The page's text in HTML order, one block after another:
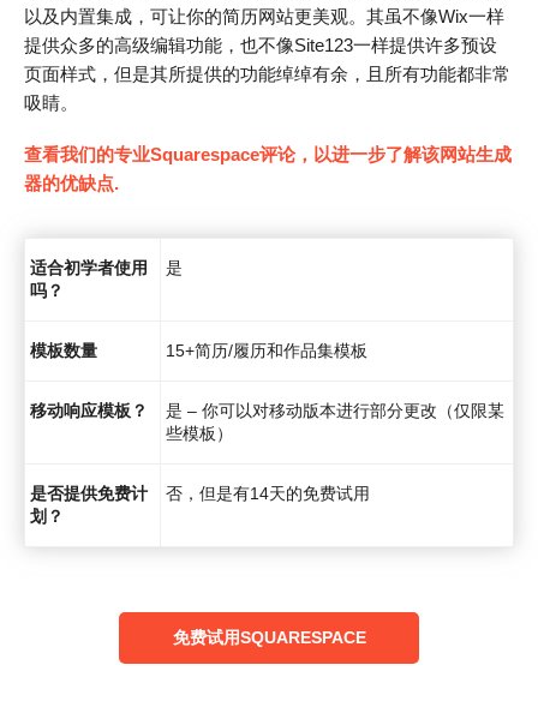
以及内置集成，可让你的简历网站更美观。其虽不像Wix一样
提供众多的高级编辑功能，也不像Site123一样提供许多预设
页面样式，但是其所提供的功能绰绰有余，且所有功能都非常
吸睛。
查看我们的专业Squarespace评论，以进一步了解该网站生成
器的优缺点.
适合初学者使用
吗？
是
模板数量 15+简历/履历和作品集模板
移动响应模板？
是 – 你可以对移动版本进行部分更改（仅限某
些模板）
是否提供免费计
划？
否，但是有14天的免费试用
‌免费试用SQUARESPACE